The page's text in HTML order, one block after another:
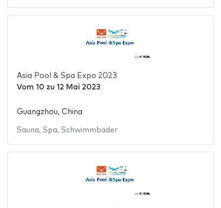
Asia Pool & Spa Expo 2023
Vom 10 zu 12 Mai 2023
Guangzhou, China
Sauna, Spa, Schwimmbäder